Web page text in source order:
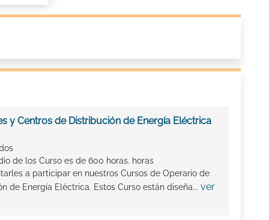
y Centros de Distribución de Energía Eléctrica
de los Curso es de 600 horas. horas
a participar en nuestros Cursos de Operario de
de Energía Eléctrica. Estos Curso están diseña... ver